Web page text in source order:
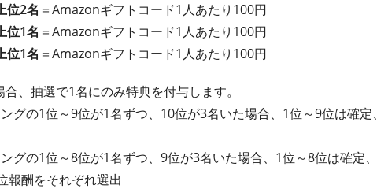
位2名 ＝Amazonギフトコード1人あたり100円
位1名 ＝Amazonギフトコード1人あたり100円
位1名 ＝Amazonギフトコード1人あたり100円
、抽選で1名にのみ特典を付与します。
グの1位～9位が1名ずつ、10位が3名いた場合、1位～9位は確定
グの1位～8位が1名ずつ、9位が3名いた場合、1位～8位は確定
報酬をそれぞれ選出